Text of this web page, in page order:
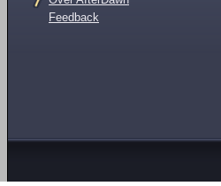
Feedback